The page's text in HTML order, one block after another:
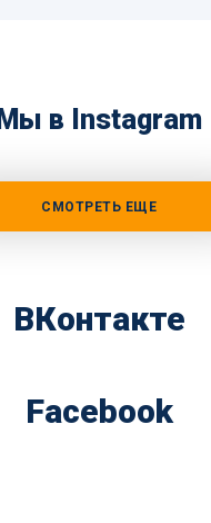
Мы в Instagram
СМОТРЕТЬ ЕЩЕ
ВКонтакте
Facebook